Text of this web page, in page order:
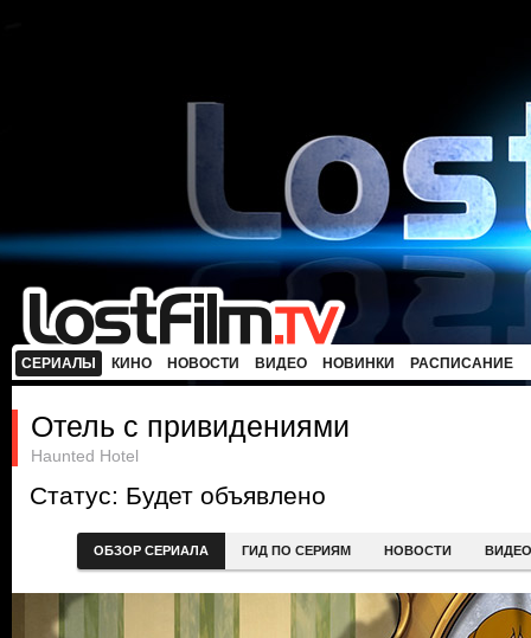
СЕРИАЛЫ КИНО НОВОСТИ ВИДЕО НОВИНКИ РАСПИСАНИЕ
Отель с привидениями
Haunted Hotel
Статус: Будет объявлено
ОБЗОР СЕРИАЛА ГИД ПО СЕРИЯМ НОВОСТИ ВИДЕО